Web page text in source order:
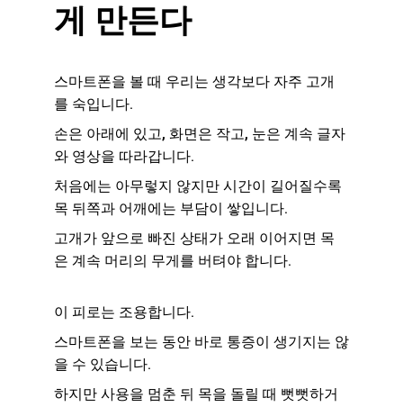
게 만든다
스마트폰을 볼 때 우리는 생각보다 자주 고개
를 숙입니다.
손은 아래에 있고, 화면은 작고, 눈은 계속 글자
와 영상을 따라갑니다.
처음에는 아무렇지 않지만 시간이 길어질수록
목 뒤쪽과 어깨에는 부담이 쌓입니다.
고개가 앞으로 빠진 상태가 오래 이어지면 목
은 계속 머리의 무게를 버텨야 합니다.
이 피로는 조용합니다.
스마트폰을 보는 동안 바로 통증이 생기지는 않
을 수 있습니다.
하지만 사용을 멈춘 뒤 목을 돌릴 때 뻣뻣하거